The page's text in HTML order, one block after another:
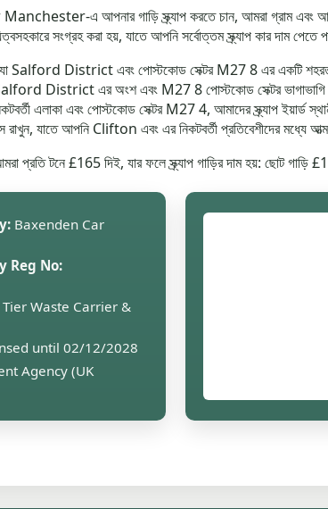
এ আপনার গাড়ি স্ক্র্যাপ করতে চান, আমরা গ্রাম এবং
সংগ্রহ করা হয়, যাতে আপনি সর্বোত্তম স্ক্র্যাপ কার দাম
Salford District এবং পোস্টকোড সেক্টর M27 8 এর একটি
District এর অংশ এবং M27 8 পোস্টকোড সেক্টর ভাগাভাগি
এলাকা এবং পোস্টকোড সেক্টর M27 4, আমাদের স্ক্র্যাপ ইয়ার্ড
যাতে আপনি Clifton এবং এর নিকটবর্তী প্রতিবেশীদের মধ্যে
প্রতি টনে £165 দিই, যার ফলে স্ক্র্যাপ গাড়ির দাম হয়:
Baxenden Car
Reg No:
Waste Carrier &
until 02/12/2028
Agency (UK